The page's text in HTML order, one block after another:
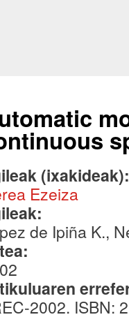
Ezeiza
de Ipiña K.,
2002. ISBN: